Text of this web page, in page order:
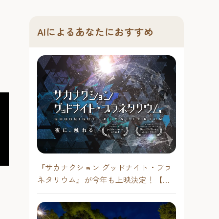
AIによるあなたにおすすめ
『サカナクション グッドナイト・プラ
ネタリウム』が今年も上映決定！【福
岡市科学館 ドームシアター】2026年